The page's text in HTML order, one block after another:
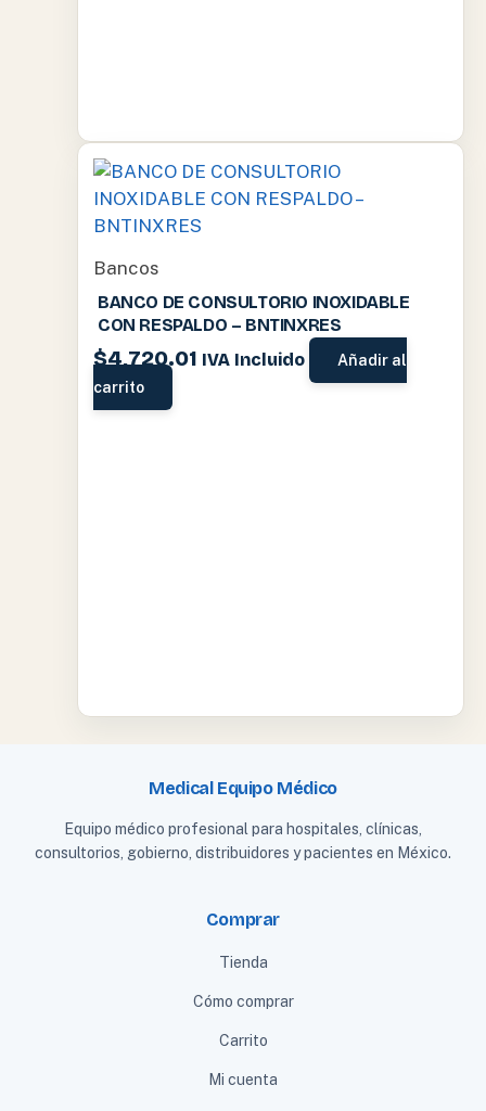
Bancos
BANCO DE CONSULTORIO INOXIDABLE
CON RESPALDO – BNTINXRES
$4,720.01 IVA Incluido
Añadir al
carrito
Medical Equipo Médico
Equipo médico profesional para hospitales, clínicas,
consultorios, gobierno, distribuidores y pacientes en México.
Comprar
Tienda
Cómo comprar
Carrito
Mi cuenta